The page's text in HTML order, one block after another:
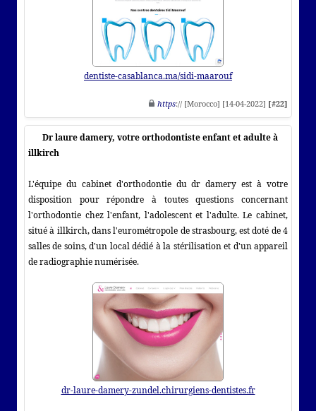
dentiste-casablanca.ma/sidi-maarouf
https:// [Morocco] [14-04-2022] [#22]
Dr laure damery, votre orthodontiste enfant et adulte à
illkirch
L'équipe du cabinet d'orthodontie du dr damery est à votre
disposition pour répondre à toutes questions concernant
l'orthodontie chez l'enfant, l'adolescent et l'adulte. Le cabinet,
situé à illkirch, dans l'eurométropole de strasbourg, est doté de 4
salles de soins, d'un local dédié à la stérilisation et d'un appareil
de radiographie numérisée.
dr-laure-damery-zundel.chirurgiens-dentistes.fr